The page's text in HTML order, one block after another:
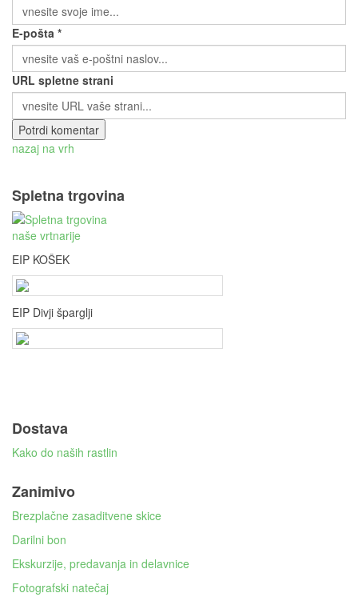
E-pošta *
URL spletne strani
nazaj na vrh
Spletna trgovina
EIP KOŠEK
EIP Divji šparglji
Dostava
Kako do naših rastlin
Zanimivo
Brezplačne zasaditvene skice
Darilni bon
Ekskurzije, predavanja in delavnice
Fotografski natečaj